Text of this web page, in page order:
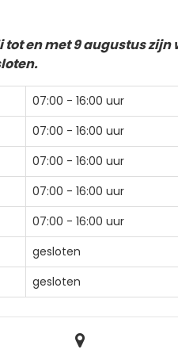
en met 9 augustus zijn
07:00 - 16:00 uur
07:00 - 16:00 uur
07:00 - 16:00 uur
07:00 - 16:00 uur
07:00 - 16:00 uur
gesloten
gesloten